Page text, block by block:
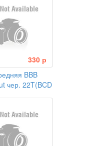
330 р
BBB
чер. 22T(BCD